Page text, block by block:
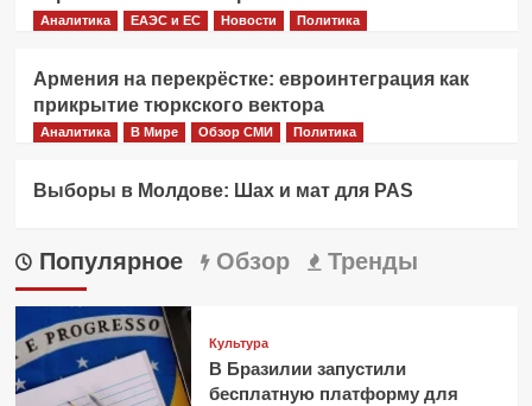
Аналитика ЕАЭС и ЕС Новости Политика
Армения на перекрёстке: евроинтеграция как
прикрытие тюркского вектора
Аналитика В Мире Обзор СМИ Политика
Выборы в Молдове: Шах и мат для PAS
Популярное Обзор Тренды
Культура
В Бразилии запустили
бесплатную платформу для